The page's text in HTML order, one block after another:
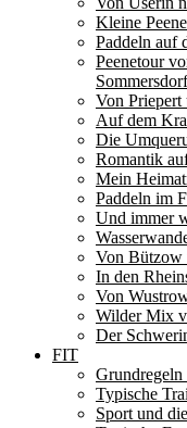
Kleine
Paddeln auf
Peenetour
Sommersdorf
Von Priepert
Auf dem
Die
Romantik
Mein
Paddeln im
Und immer
Von Bützow
In den
Von
Wilder Mix
Der
FIT
Typische
Sport und